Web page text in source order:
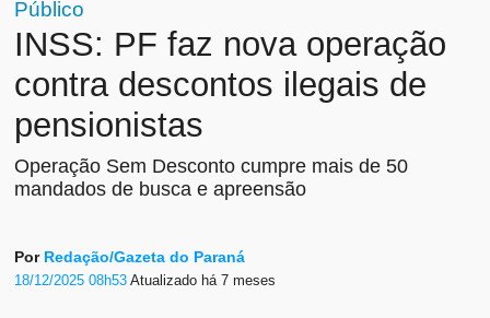
Público
INSS: PF faz nova operação
contra descontos ilegais de
pensionistas
Operação Sem Desconto cumpre mais de 50
mandados de busca e apreensão
Por Redação/Gazeta do Paraná
18/12/2025 08h53Atualizado há 7 meses